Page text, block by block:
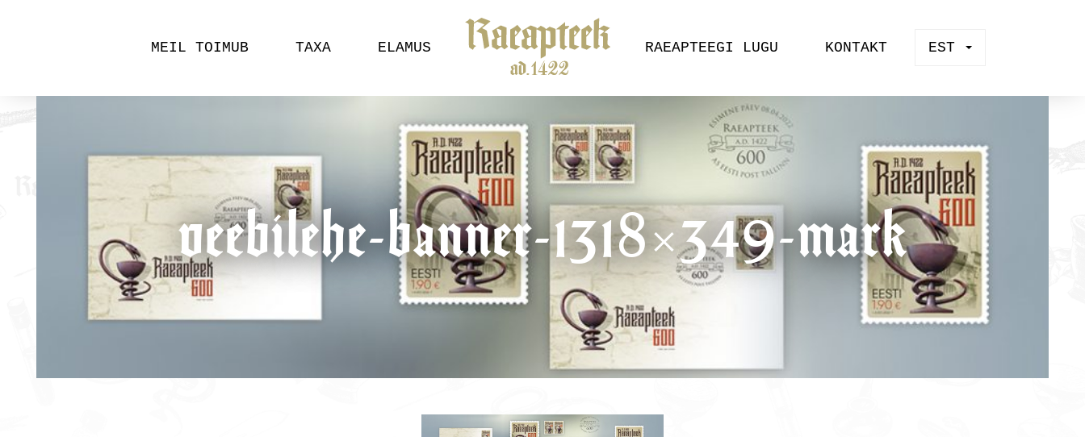
MEIL TOIMUB TAXA ELAMUS RAEAPTEEGI LUGU KONTAKT EST
veebilehe-banner-1318×349-mark